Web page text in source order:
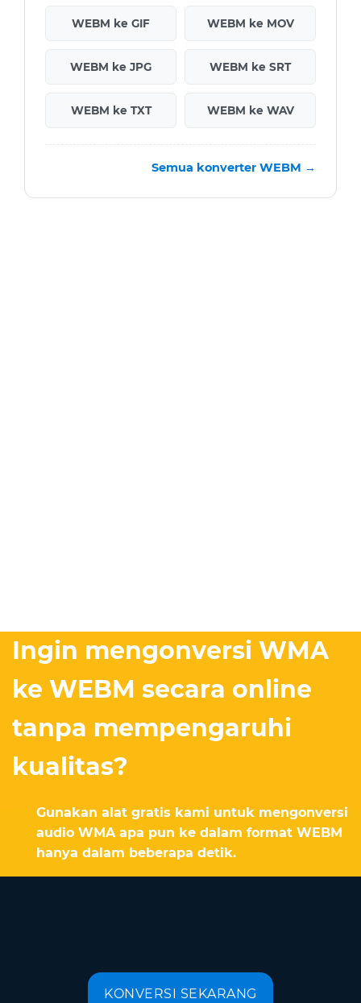
WEBM ke GIF WEBM ke MOV
WEBM ke JPG WEBM ke SRT
WEBM ke TXT WEBM ke WAV
Semua konverter WEBM →
Ingin mengonversi WMA
ke WEBM secara online
tanpa mempengaruhi
kualitas?
Gunakan alat gratis kami untuk mengonversi
audio WMA apa pun ke dalam format WEBM
hanya dalam beberapa detik.
KONVERSI SEKARANG